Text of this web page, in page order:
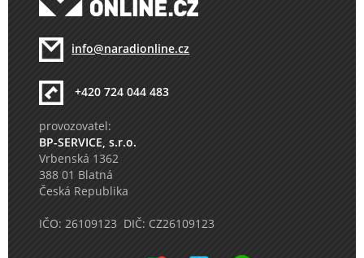
info@naradionline.cz
+420 724 044 483
provozovatel:
BP-SERVICE, s.r.o.
Vrbenská 1362
388 01 Blatná
Česká Republika
IČO: 26109123 DIČ: CZ26109123